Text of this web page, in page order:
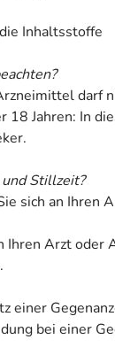
Inhaltsstoffe
darf
18 Jahren: In
Stillzeit?
sich an Ihren
Arzt oder
einer
bei einer